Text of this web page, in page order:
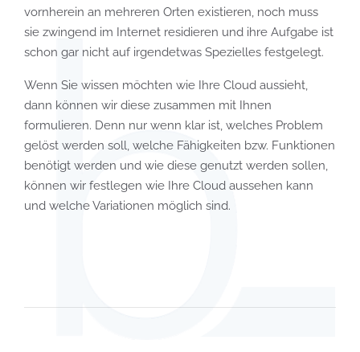
vornherein an mehreren Orten existieren, noch muss
sie zwingend im Internet residieren und ihre Aufgabe ist
schon gar nicht auf irgendetwas Spezielles festgelegt.
Wenn Sie wissen möchten wie Ihre Cloud aussieht,
dann können wir diese zusammen mit Ihnen
formulieren. Denn nur wenn klar ist, welches Problem
gelöst werden soll, welche Fähigkeiten bzw. Funktionen
benötigt werden und wie diese genutzt werden sollen,
können wir festlegen wie Ihre Cloud aussehen kann
und welche Variationen möglich sind.